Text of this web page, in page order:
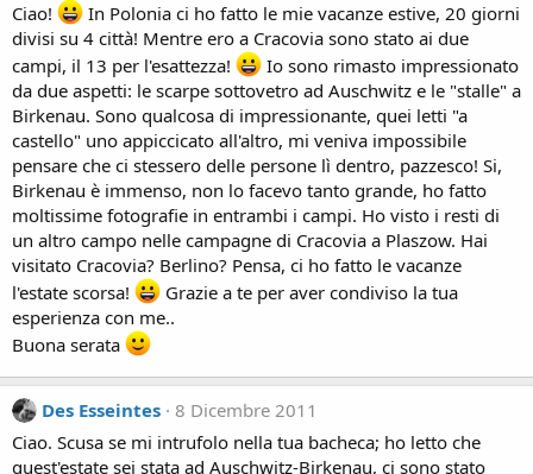
Ciao!
In Polonia ci ho fatto le mie vacanze estive, 20 giorni
divisi su 4 città! Mentre ero a Cracovia sono stato ai due
campi, il 13 per l'esattezza!
Io sono rimasto impressionato
da due aspetti: le scarpe sottovetro ad Auschwitz e le "stalle" a
Birkenau. Sono qualcosa di impressionante, quei letti "a
castello" uno appiccicato all'altro, mi veniva impossibile
pensare che ci stessero delle persone lì dentro, pazzesco! Si,
Birkenau è immenso, non lo facevo tanto grande, ho fatto
moltissime fotografie in entrambi i campi. Ho visto i resti di
un altro campo nelle campagne di Cracovia a Plaszow. Hai
visitato Cracovia? Berlino? Pensa, ci ho fatto le vacanze
l'estate scorsa!
Grazie a te per aver condiviso la tua
esperienza con me..
Buona serata
Des Esseintes 8 Dicembre 2011
Ciao. Scusa se mi intrufolo nella tua bacheca; ho letto che
quest'estate sei stata ad Auschwitz-Birkenau, ci sono stato